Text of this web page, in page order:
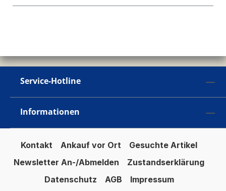
Service-Hotline
Informationen
Kontakt Ankauf vor Ort
Gesuchte Artikel
Newsletter An-/Abmelden
Zustandserklärung
Datenschutz
AGB
Impressum